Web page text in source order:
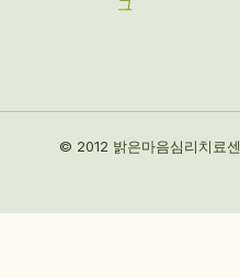
© 2012 밝은마음심리치료